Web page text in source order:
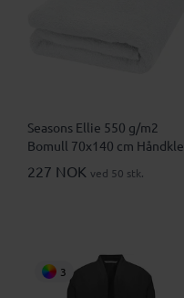
Seasons Ellie 550 g/m2
Bomull 70x140 cm Håndkle
227 NOK ved 50 stk.
3